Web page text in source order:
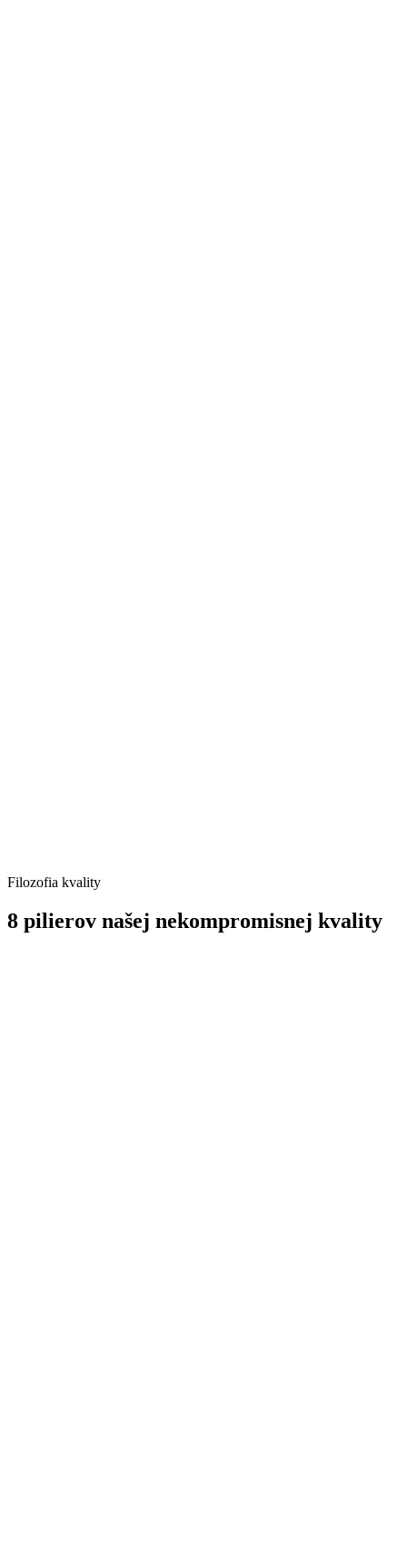
Filozofia kvality
8 pilierov našej nekompromisnej kvality